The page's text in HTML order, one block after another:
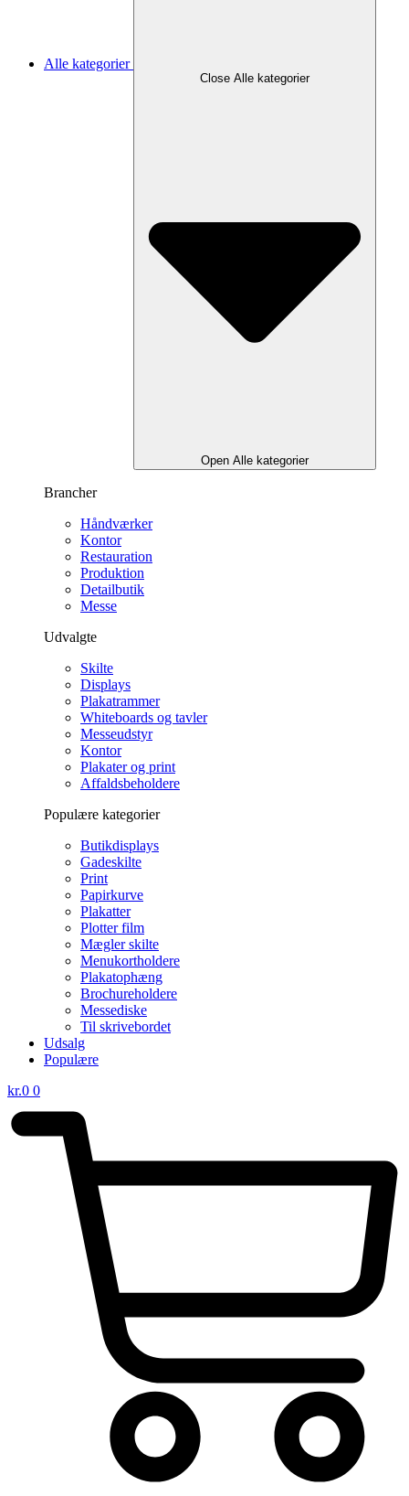
Alle kategorier
Close Alle kategorier
Open Alle kategorier
Brancher
Håndværker
Kontor
Restauration
Produktion
Detailbutik
Messe
Udvalgte
Skilte
Displays
Plakatrammer
Whiteboards og tavler
Messeudstyr
Kontor
Plakater og print
Affaldsbeholdere
Populære kategorier
Butikdisplays
Gadeskilte
Print
Papirkurve
Plakatter
Plotter film
Mægler skilte
Menukortholdere
Plakatophæng
Brochureholdere
Messediske
Til skrivebordet
Udsalg
Populære
kr.0 0